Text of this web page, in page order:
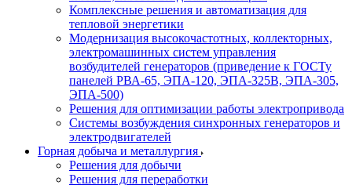
Комплексные решения и автоматизация для
тепловой энергетики
Модернизация высокочастотных, коллекторных,
электромашинных систем управления
возбудителей генераторов (приведение к ГОСТу
панелей РВА-65, ЭПА-120, ЭПА-325В, ЭПА-305,
ЭПА-500)
Решения для оптимизации работы электропривода
Системы возбуждения синхронных генераторов и
электродвигателей
Горная добыча и металлургия
Решения для добычи
Решения для переработки